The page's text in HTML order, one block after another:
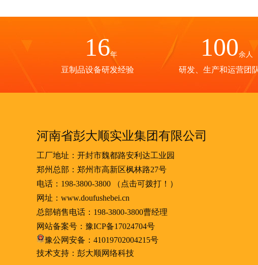
16年
豆制品设备研发经验
100余人
研发、生产和运营团
河南省彭大顺实业集团有限公司
工厂地址：开封市魏都路安利达工业园
郑州总部：郑州市高新区枫林路27号
电话： 198-3800-3800 （点击可拨打！）
网址：www.doufushebei.cn
总部销售电话： 198-3800-3800曹经理
网站备案号： 豫ICP备17024704号
豫公网安备：41019702004215号
技术支持：彭大顺网络科技